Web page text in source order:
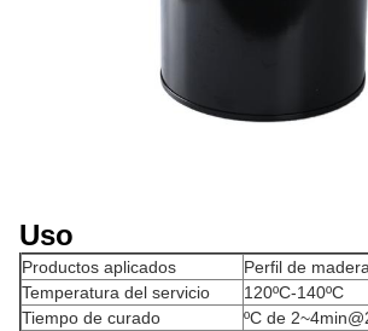
Uso
Productos aplicados
Perfil de
Temperatura del servicio
120ºC-140ºC
Tiempo de curado
ºC de